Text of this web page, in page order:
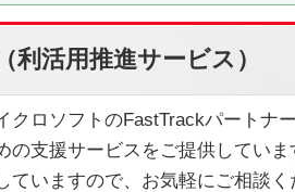
利活用推進サービス）
クロソフトのFastTrackパートナ
の支援サービスをご提供してい
ていますので、お気軽にご相談く